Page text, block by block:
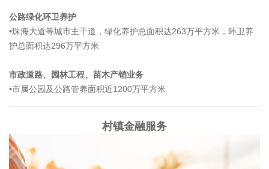
公路绿化环卫养护
•珠海大道等城市主干道，绿化养护总面积达263万平方米，环卫养
护总面积达296万平方米
市政道路、园林工程、苗木产销业务
•市属公园及公路管养面积近1200万平方米
村镇金融服务